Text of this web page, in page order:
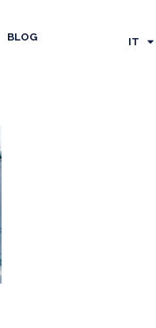
BLOG IT
ES